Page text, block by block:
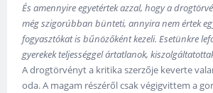
És amennyire egyetértek azzal, hogy a
még szigorúbban bünteti, annyira nem értek
fogyasztókat is bűnözőként kezeli. Esetünkre
gyerekek teljességgel ártatlanok,
A drogtörvényt a kritika szerzője keverte
oda. A magam részéről csak végigvittem a